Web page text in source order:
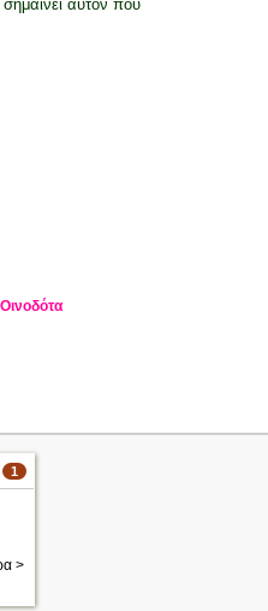
αυτόν που
Οινοδότα
1
>